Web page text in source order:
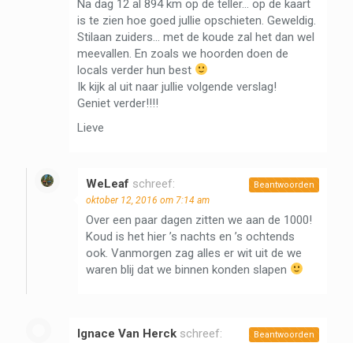
Na dag 12 al 894 km op de teller… op de kaart
is te zien hoe goed jullie opschieten. Geweldig.
Stilaan zuiders… met de koude zal het dan wel
meevallen. En zoals we hoorden doen de
locals verder hun best
Ik kijk al uit naar jullie volgende verslag!
Geniet verder!!!!
Lieve
WeLeaf schreef:
oktober 12, 2016 om 7:14 am
Over een paar dagen zitten we aan de 1000!
Koud is het hier ’s nachts en ’s ochtends
ook. Vanmorgen zag alles er wit uit de we
waren blij dat we binnen konden slapen
Beantwoorden
Ignace Van Herck schreef: Beantwoorden